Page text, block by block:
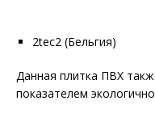
2tec2 (Бельгия)
Данная плитка ПВХ
показателем